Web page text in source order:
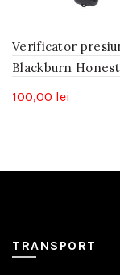
Verificator
Blackburn Honest
100,00 lei
TRANSPORT